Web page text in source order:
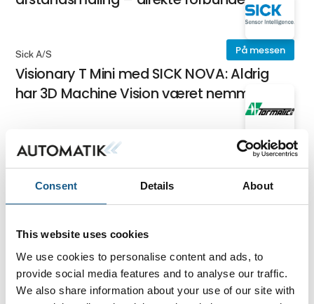
Consent Details About
This website uses cookies
We use cookies to personalise content and ads, to
provide social media features and to analyse our traffic.
We also share information about your use of our site with
På messen
Sick A/S
Visionary T Mini med SICK NOVA: Aldrig
har 3D Machine Vision været nemmere
På messen
Tormatic AS
Druck UPS4E-IS mA Ex-Sløyfekalibrator
Druck UPS4E mA Sløyfekalibrator
På messen